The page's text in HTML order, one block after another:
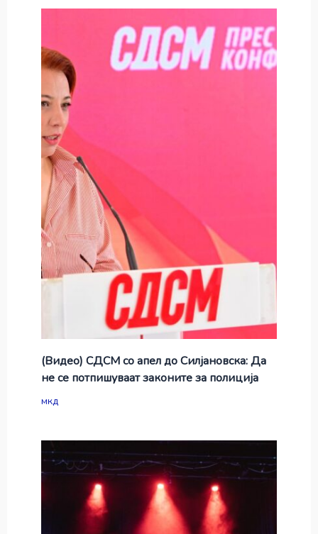
(Видео) СДСМ со апел до Силјановска: Да
не се потпишуваат законите за полиција
мкд